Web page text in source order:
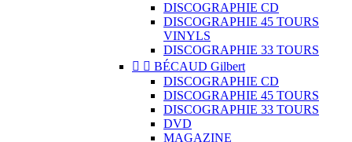
DISCOGRAPHIE CD
DISCOGRAPHIE 45 TOURS
VINYLS
DISCOGRAPHIE 33 TOURS
  BÉCAUD Gilbert
DISCOGRAPHIE CD
DISCOGRAPHIE 45 TOURS
DISCOGRAPHIE 33 TOURS
DVD
MAGAZINE